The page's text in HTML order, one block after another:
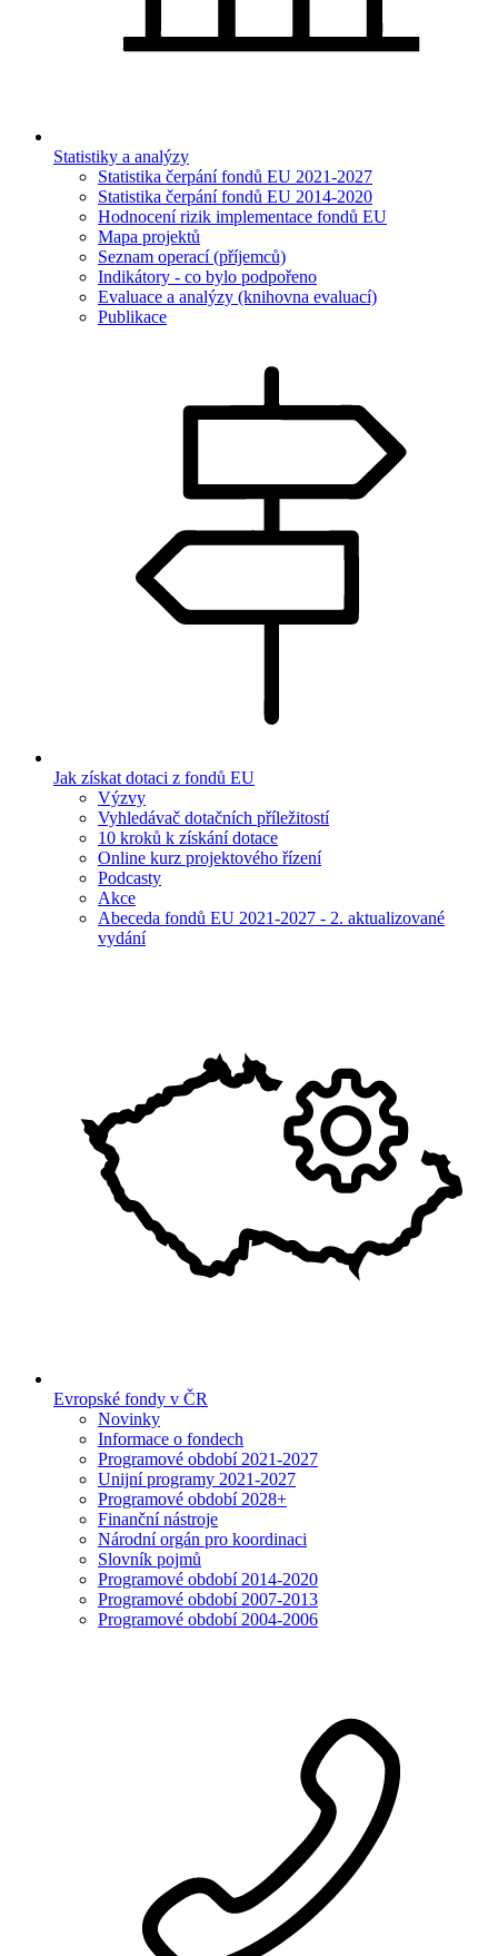
Statistiky a analýzy
Statistika čerpání fondů EU 2021-2027
Statistika čerpání fondů EU 2014-2020
Hodnocení rizik implementace fondů EU
Mapa projektů
Seznam operací (příjemců)
Indikátory - co bylo podpořeno
Evaluace a analýzy (knihovna evaluací)
Publikace
Jak získat dotaci z fondů EU
Výzvy
Vyhledávač dotačních příležitostí
10 kroků k získání dotace
Online kurz projektového řízení
Podcasty
Akce
Abeceda fondů EU 2021-2027 - 2. aktualizované
vydání
Evropské fondy v ČR
Novinky
Informace o fondech
Programové období 2021-2027
Unijní programy 2021-2027
Programové období 2028+
Finanční nástroje
Národní orgán pro koordinaci
Slovník pojmů
Programové období 2014-2020
Programové období 2007-2013
Programové období 2004-2006